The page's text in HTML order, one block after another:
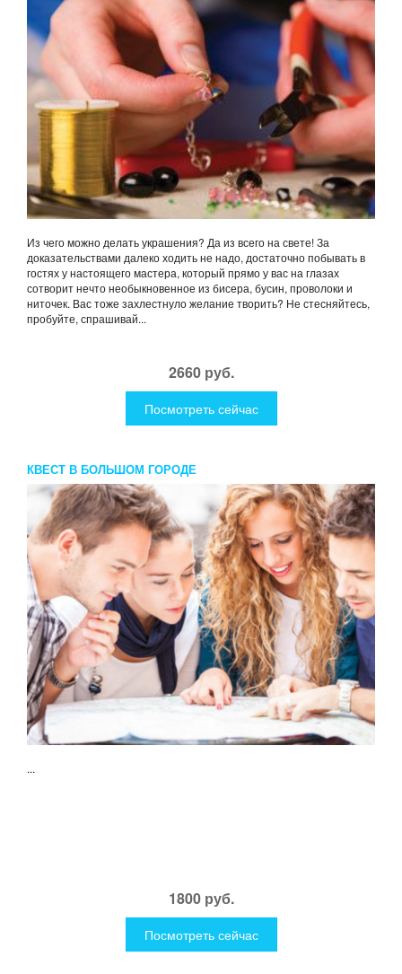
Из чего можно делать украшения? Да из всего на свете! За
доказательствами далеко ходить не надо, достаточно побывать в
гостях у настоящего мастера, который прямо у вас на глазах
сотворит нечто необыкновенное из бисера, бусин, проволоки и
ниточек. Вас тоже захлестнуло желание творить? Не стесняйтесь,
пробуйте, спрашивай...
2660 руб.
Посмотреть сейчас
КВЕСТ В БОЛЬШОМ ГОРОДЕ
...
1800 руб.
Посмотреть сейчас